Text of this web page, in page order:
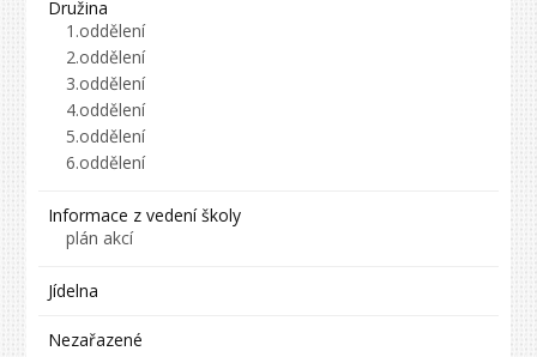
Družina
1.oddělení
2.oddělení
3.oddělení
4.oddělení
5.oddělení
6.oddělení
Informace z vedení školy
plán akcí
Jídelna
Nezařazené